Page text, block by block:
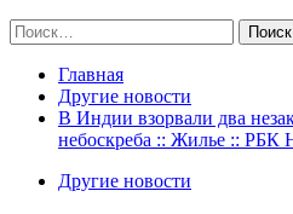
Найти:
Главная
Другие новости
В Индии взорвали два
небоскреба :: Жилье :: РБК
Другие новости